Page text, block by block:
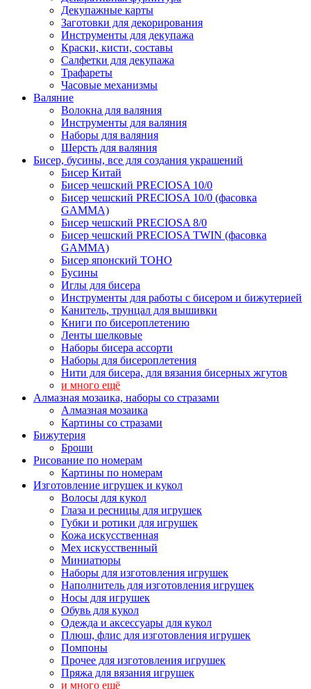
Декупажные карты
Заготовки для декорирования
Инструменты для декупажа
Краски, кисти, составы
Салфетки для декупажа
Трафареты
Часовые механизмы
Валяние
Волокна для валяния
Инструменты для валяния
Наборы для валяния
Шерсть для валяния
Бисер, бусины, все для создания украшений
Бисер Китай
Бисер чешский PRECIOSA 10/0
Бисер чешский PRECIOSA 10/0 (фасовка
GAMMA)
Бисер чешский PRECIOSA 8/0
Бисер чешский PRECIOSA TWIN (фасовка
GAMMA)
Бисер японский TOHO
Бусины
Иглы для бисера
Инструменты для работы с бисером и бижутерией
Канитель, трунцал для вышивки
Книги по бисероплетению
Ленты шелковые
Наборы бисера ассорти
Наборы для бисероплетения
Нити для бисера, для вязания бисерных жгутов
и много ещё
Алмазная мозаика, наборы со стразами
Алмазная мозаика
Картины co стразами
Бижутерия
Броши
Рисование по номерам
Картины по номерам
Изготовление игрушек и кукол
Волосы для кукол
Глаза и ресницы для игрушек
Губки и ротики для игрушек
Кожа искусственная
Мех искусственный
Миниатюры
Наборы для изготовления игрушек
Наполнитель для изготовления игрушек
Носы для игрушек
Обувь для кукол
Одежда и аксессуары для кукол
Плюш, флис для изготовления игрушек
Помпоны
Прочее для изготовления игрушек
Пряжа для вязания игрушек
и много ещё